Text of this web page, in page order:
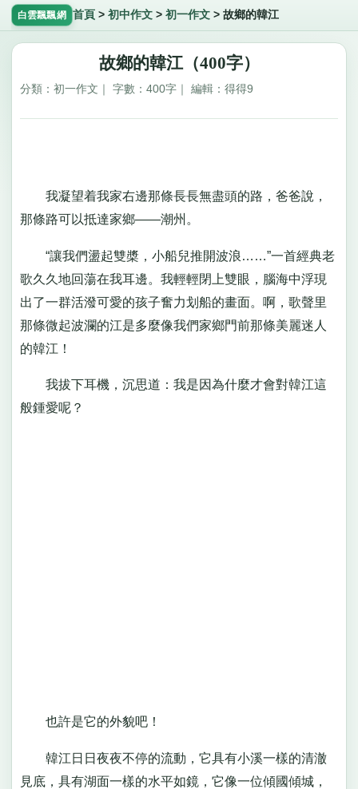
白雲飄飄網 首頁 > 初中作文> 初一作文> 故鄉的韓江
故鄉的韓江（400字）
分類：初一作文｜ 字數：400字｜ 編輯：得得9
我凝望着我家右邊那條長長無盡頭的路，爸爸說，
那條路可以抵達家鄉——潮州。
“讓我們盪起雙槳，小船兒推開波浪……”一首經典老
歌久久地回蕩在我耳邊。我輕輕閉上雙眼，腦海中浮現
出了一群活潑可愛的孩子奮力划船的畫面。啊，歌聲里
那條微起波瀾的江是多麼像我們家鄉門前那條美麗迷人
的韓江！
我拔下耳機，沉思道：我是因為什麼才會對韓江這
般鍾愛呢？
也許是它的外貌吧！
韓江日日夜夜不停的流動，它具有小溪一樣的清澈
見底，具有湖面一樣的水平如鏡，它像一位傾國傾城，